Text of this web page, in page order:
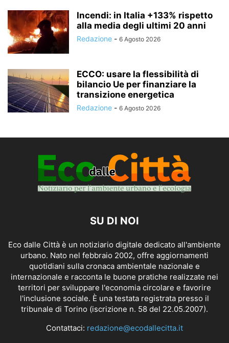
Incendi: in Italia +133% rispetto
alla media degli ultimi 20 anni
Redazione - 6 Agosto 2026
ECCO: usare la flessibilità di
bilancio Ue per finanziare la
transizione energetica
Redazione - 6 Agosto 2026
SU DI NOI
Eco dalle Città è un notiziario digitale dedicato all'ambiente
urbano. Nato nel febbraio 2002, offre aggiornamenti
quotidiani sulla cronaca ambientale nazionale e
internazionale e racconta le buone pratiche realizzate nei
territori per sviluppare l'economia circolare e favorire
l'inclusione sociale. È una testata registrata presso il
tribunale di Torino (iscrizione n. 58 del 22.05.2007).
Contattaci: redazione@ecodallecitta.it